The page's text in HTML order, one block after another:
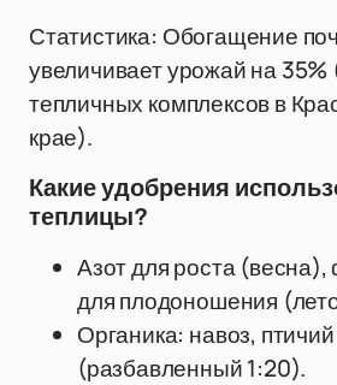
Статистика: Обогащение
увеличивает урожай на 35%
тепличных комплексов в
крае).
Какие удобрения
теплицы?
Азот для роста
для плодоношения
Органика: навоз,
(разбавленный 1:20).